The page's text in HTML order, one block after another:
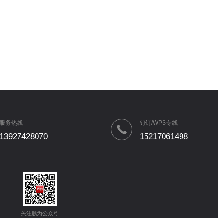
钉钉/WPS专线
15217061498
服务热线
13927428070
关注鹏为公众号